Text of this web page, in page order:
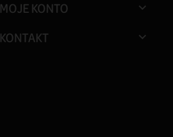
MOJE KONTO 
KONTAKT 